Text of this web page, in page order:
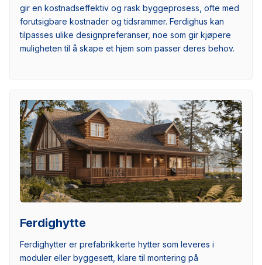
gir en kostnadseffektiv og rask byggeprosess, ofte med
forutsigbare kostnader og tidsrammer. Ferdighus kan
tilpasses ulike designpreferanser, noe som gir kjøpere
muligheten til å skape et hjem som passer deres behov.
Ferdighytte
Ferdighytter er prefabrikkerte hytter som leveres i
moduler eller byggesett, klare til montering på